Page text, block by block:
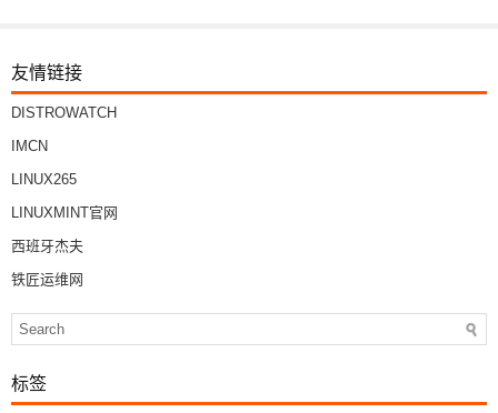
友情链接
DISTROWATCH
IMCN
LINUX265
LINUXMINT官网
西班牙杰夫
铁匠运维网
标签